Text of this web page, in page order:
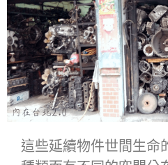
這些延續物件世間生命